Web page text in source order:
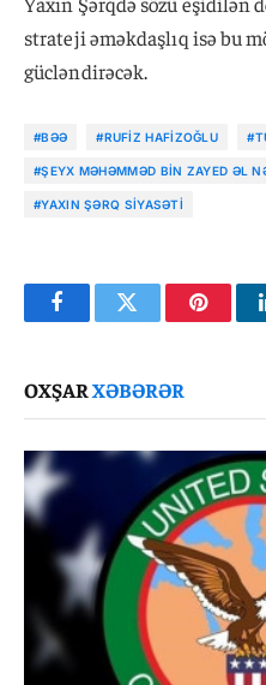
strateji əməkdaşlıq isə bu
gücləndirəcək.
#BƏƏ #RUFIZ HAFIZOĞLU
#ŞEYX MƏHƏMMƏD BIN ZAYED ƏL
#YAXIN ŞƏRQ SIYASƏTI
FacebookTwitter
OXŞARXƏBƏRƏR